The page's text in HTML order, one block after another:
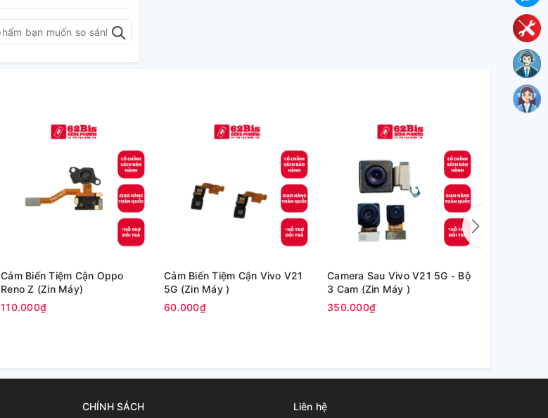
Cảm Biến Tiệm Cận Oppo
Reno Z (Zin Máy)
110.000₫
Cảm Biến Tiệm Cận Vivo V21
5G (Zin Máy )
60.000₫
Camera Sau Vivo V21 5G - Bộ
3 Cam (Zin Máy )
350.000₫
CHÍNH SÁCH
Liên hệ